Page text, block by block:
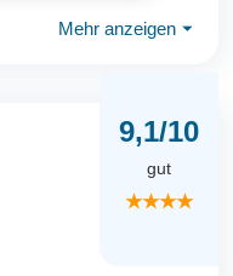
Mehr anzeigen ⏷
9,1/10
gut
★★★★